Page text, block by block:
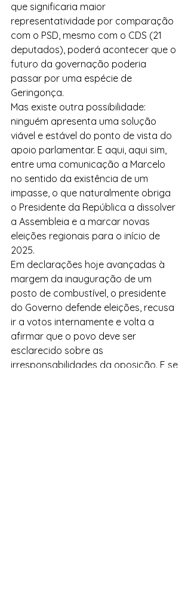
que significaria maior
representatividade por comparação
com o PSD, mesmo com o CDS (21
deputados), poderá acontecer que o
futuro da governação poderia
passar por uma espécie de
Geringonça.
Mas existe outra possibilidade:
ninguém apresenta uma solução
viável e estável do ponto de vista do
apoio parlamentar. E aqui, aqui sim,
entre uma comunicação a Marcelo
no sentido da existência de um
impasse, o que naturalmente obriga
o Presidente da República a dissolver
a Assembleia e a marcar novas
eleições regionais para o início de
2025.
Em declarações hoje avançadas à
margem da inauguração de um
posto de combustível, o presidente
do Governo defende eleições, recusa
ir a votos internamente e volta a
afirmar que o povo deve ser
esclarecido sobre as
irresponsabilidades da oposição. E se